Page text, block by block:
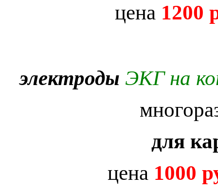
цена 1200
электроды ЭКГ на
для
цена 1000